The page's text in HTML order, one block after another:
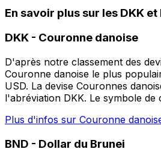
En savoir plus sur les DKK et
DKK - Couronne danoise
D'après notre classement des
Couronne danoise le plus
USD. La devise Couronnes
l'abréviation DKK. Le symbole de
Plus d'infos sur Couronne
BND - Dollar du Brunei